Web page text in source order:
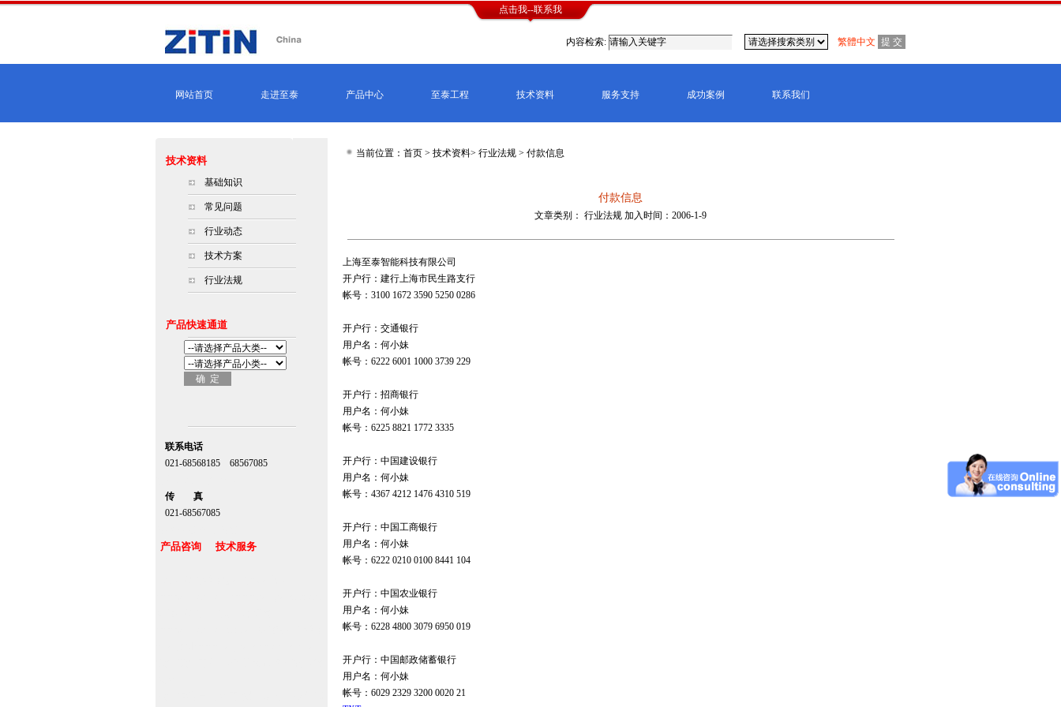
点击我--联系我
内容检索: 繁體中文
网站首页 走进至泰 产品中心 至泰工程 技术资料 服务支持 成功案例 联系我们
技术资料
基础知识
常见问题
行业动态
技术方案
行业法规
产品快速通道
联系电话
021-68568185 68567085
传 真
021-68567085
产品咨询 技术服务
当前位置：首页 > 技术资料> 行业法规 > 付款信息
付款信息
文章类别： 行业法规 加入时间：2006-1-9
上海至泰智能科技有限公司
开户行：建行上海市民生路支行
帐号：3100 1672 3590 5250 0286
开户行：交通银行
用户名：何小妹
帐号：6222 6001 1000 3739 229
开户行：招商银行
用户名：何小妹
帐号：6225 8821 1772 3335
开户行：中国建设银行
用户名：何小妹
帐号：4367 4212 1476 4310 519
开户行：中国工商银行
用户名：何小妹
帐号：6222 0210 0100 8441 104
开户行：中国农业银行
用户名：何小妹
帐号：6228 4800 3079 6950 019
开户行：中国邮政储蓄银行
用户名：何小妹
帐号：6029 2329 3200 0020 21